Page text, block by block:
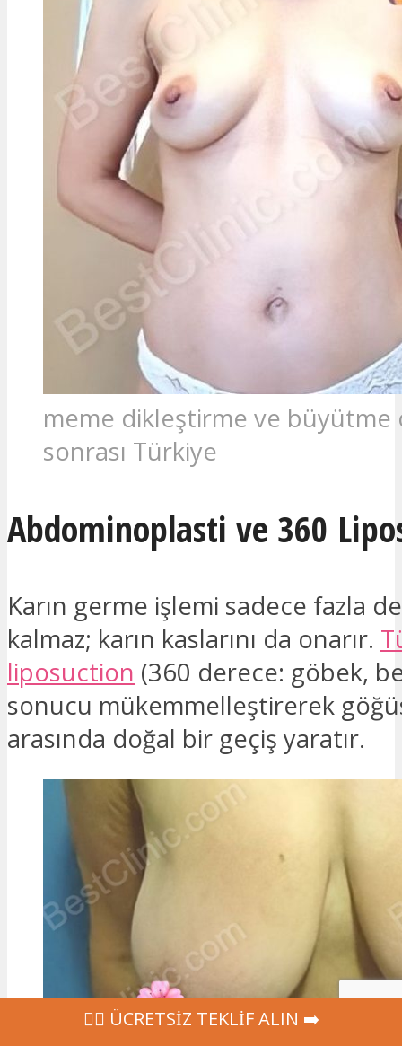
meme dikleştirme ve büyütme
sonrası Türkiye
Abdominoplasti ve 360
Karın germe işlemi sadece fazla
kalmaz; karın kaslarını da onarır.
liposuction (360 derece: göbek,
sonucu mükemmelleştirerek
arasında doğal bir geçiş yaratır.
‍👩‍⚕ ÜCRETSİZ TEKLİF ALIN ➡️